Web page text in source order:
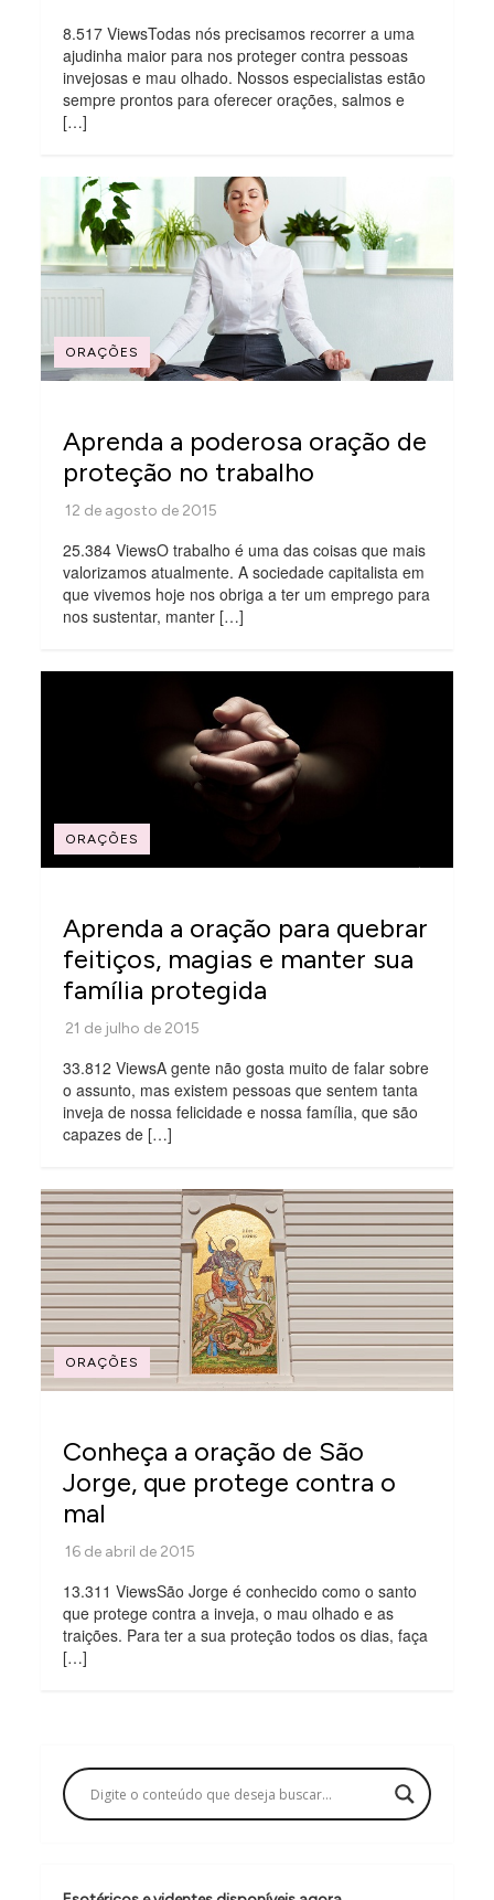
8.517 ViewsTodas nós precisamos recorrer a uma
ajudinha maior para nos proteger contra pessoas
invejosas e mau olhado. Nossos especialistas estão
sempre prontos para oferecer orações, salmos e
[…]
ORAÇÕES
Aprenda a poderosa oração de
proteção no trabalho
25.384 ViewsO trabalho é uma das coisas que mais
valorizamos atualmente. A sociedade capitalista em
que vivemos hoje nos obriga a ter um emprego para
nos sustentar, manter […]
ORAÇÕES
Aprenda a oração para quebrar
feitiços, magias e manter sua
família protegida
33.812 ViewsA gente não gosta muito de falar sobre
o assunto, mas existem pessoas que sentem tanta
inveja de nossa felicidade e nossa família, que são
capazes de […]
ORAÇÕES
Conheça a oração de São
Jorge, que protege contra o
mal
13.311 ViewsSão Jorge é conhecido como o santo
que protege contra a inveja, o mau olhado e as
traições. Para ter a sua proteção todos os dias, faça
[…]